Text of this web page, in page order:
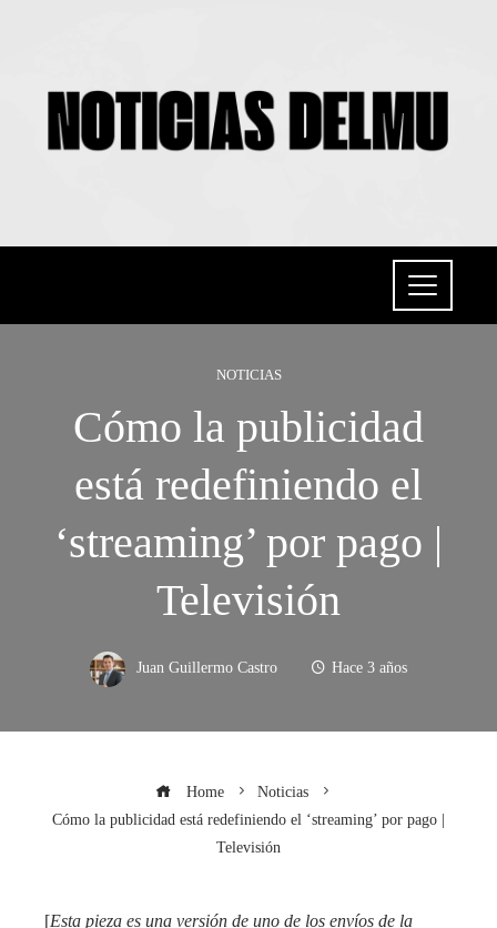
NOTICIAS
Cómo la publicidad
está redefiniendo el
‘streaming’ por pago |
Televisión
Juan Guillermo Castro Hace 3 años
Home
Noticias
Cómo la publicidad está redefiniendo el ‘streaming’ por pago |
Televisión
[Esta pieza es una versión de uno de los envíos de la